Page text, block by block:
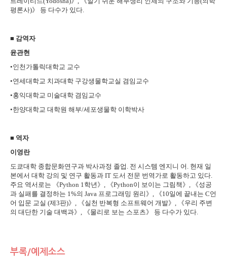
평론사)》 등 다수가 있다.
■ 감역자
윤관현
•인천가톨릭대학교 교수
•연세대학교 치과대학 구강생물학교실 겸임교수
•홍익대학교 미술대학 겸임교수
•한양대학교 대학원 해부/세포생물학 이학박사
■ 역자
이영란
도쿄대학 종합문화연구과 박사과정 졸업. 전 시스템 엔지니 어. 현재 일
본에서 대학 강의 및 연구 활동과 IT 도서 전문 번역가로 활동하고 있다.
주요 역서로는 《Python 1학년》, 《Python이 보이는 그림책》, 《성공
과 실패를 결정하는 1%의 Java 프로그래밍 원리》, 《10일에 끝내는 C언
어 입문 교실 (제3판)》, 《실천 반복형 소프트웨어 개발》, 《우리 주변
의 대단한 기술 대백과》, 《물리로 보는 스포츠》 등 다수가 있다.
부록/예제소스